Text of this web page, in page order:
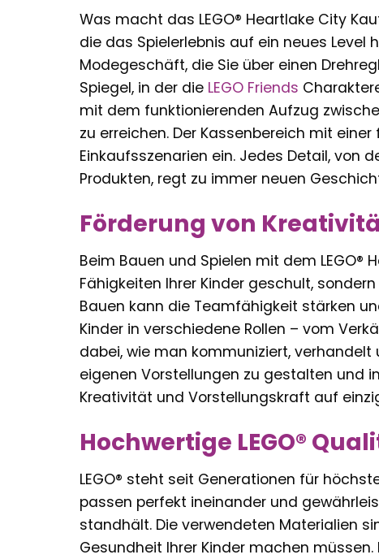
Was macht das LEGO® Heartlake City
die das Spielerlebnis auf ein neues Level
Modegeschäft, die Sie über einen
Spiegel, in der die LEGO Friends
mit dem funktionierenden Aufzug
zu erreichen. Der Kassenbereich mit
Einkaufsszenarien ein. Jedes Detail, von
Produkten, regt zu immer neuen
Förderung von
Beim Bauen und Spielen mit dem
Fähigkeiten Ihrer Kinder geschult,
Bauen kann die Teamfähigkeit stärken
Kinder in verschiedene Rollen – vom
dabei, wie man kommuniziert,
eigenen Vorstellungen zu gestalten und
Kreativität und Vorstellungskraft auf
Hochwertige LEGO®
LEGO® steht seit Generationen für
passen perfekt ineinander und
standhält. Die verwendeten Materialien
Gesundheit Ihrer Kinder machen